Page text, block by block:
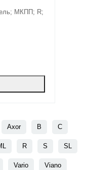
МКПП; R;
Axor B C
R S SL
Vario Viano